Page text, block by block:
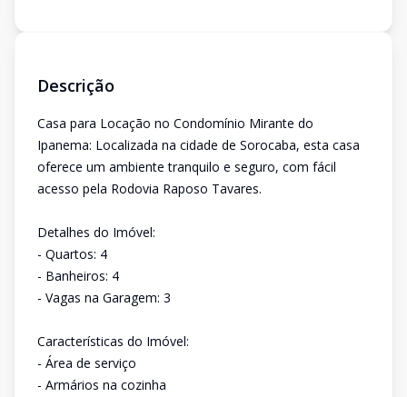
Descrição
Casa para Locação no Condomínio Mirante do
Ipanema: Localizada na cidade de Sorocaba, esta casa
oferece um ambiente tranquilo e seguro, com fácil
acesso pela Rodovia Raposo Tavares.
Detalhes do Imóvel:
- Quartos: 4
- Banheiros: 4
- Vagas na Garagem: 3
Características do Imóvel:
- Área de serviço
- Armários na cozinha